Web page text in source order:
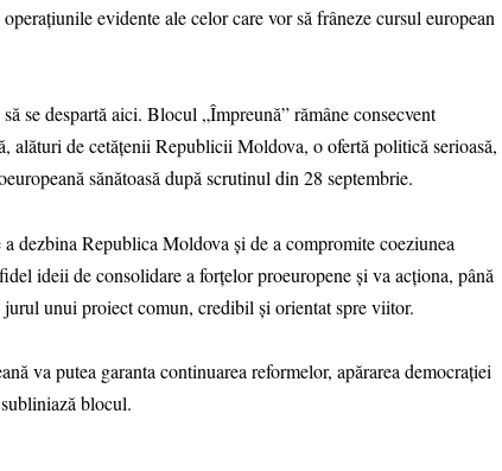
evidente ale celor care vor să frâneze cursul european
se despartă aici. Blocul „Împreună” rămâne consecvent
alături de cetățenii Republicii Moldova, o ofertă politică serioasă,
sănătoasă după scrutinul din 28 septembrie.
dezbina Republica Moldova și de a compromite coeziunea
ideii de consolidare a forțelor proeuropene și va acționa, până
unui proiect comun, credibil și orientat spre viitor.
va putea garanta continuarea reformelor, apărarea democrației
blocul.